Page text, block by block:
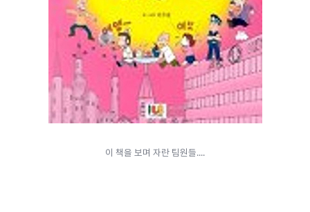
이 책을 보며 자란 팀원들....